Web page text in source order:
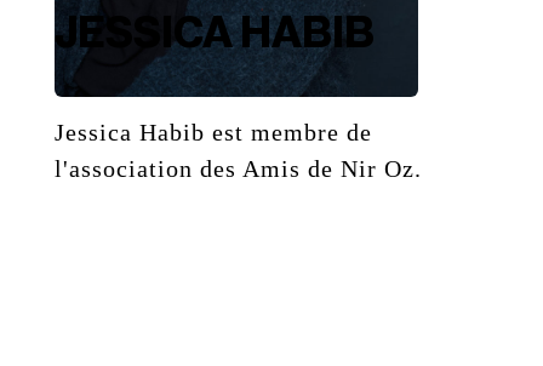
JESSICA HABIB
Jessica Habib est membre de
l'association des Amis de Nir Oz.